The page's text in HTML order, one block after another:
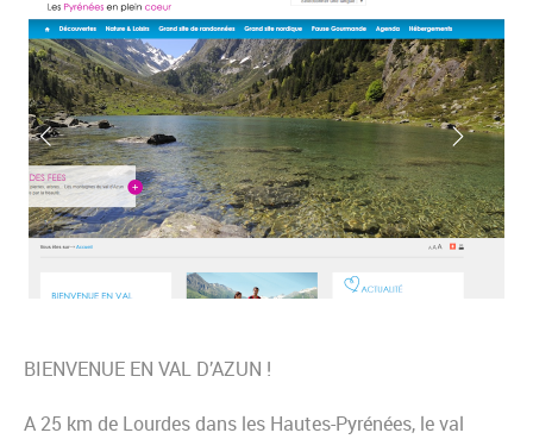
BIENVENUE EN VAL D’AZUN !
A 25 km de Lourdes dans les Hautes-Pyrénées, le val